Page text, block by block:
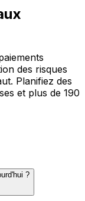
des risques
Planifiez des
et plus de 190
?